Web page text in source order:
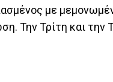
με
Την Τρίτη και